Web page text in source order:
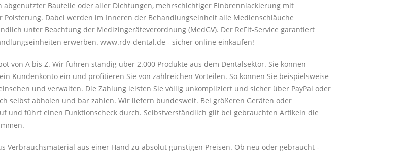
Bauteile oder aller Dichtungen, mehrschichtiger Einbrennlackierung mit
Dabei werden im Inneren der Behandlungseinheit alle Medienschläuche
unter Beachtung der Medizingeräteverordnung (MedGV). Der ReFit-Service garantiert
erwerben. www.rdv-dental.de - sicher online einkaufen!
von A bis Z. Wir führen ständig über 2.000 Produkte aus dem Dentalsektor. Sie können
Kundenkonto ein und profitieren Sie von zahlreichen Vorteilen. So können Sie beispielsweise
und verwalten. Die Zahlung leisten Sie völlig unkompliziert und sicher über PayPal oder
selbst abholen und bar zahlen. Wir liefern bundesweit. Bei größeren Geräten oder
und führt einen Funktionscheck durch. Selbstverständlich gilt bei gebrauchten Artikeln die
Verbrauchsmaterial aus einer Hand zu absolut günstigen Preisen. Ob neu oder gebraucht -